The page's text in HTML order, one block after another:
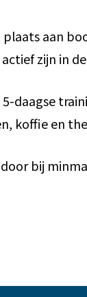
aan
zijn in
daagse
koffie en
bij